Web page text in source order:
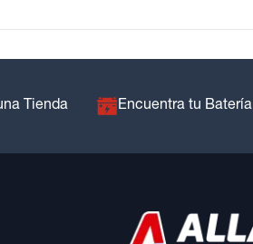
Tienda Encuentra tu Batería